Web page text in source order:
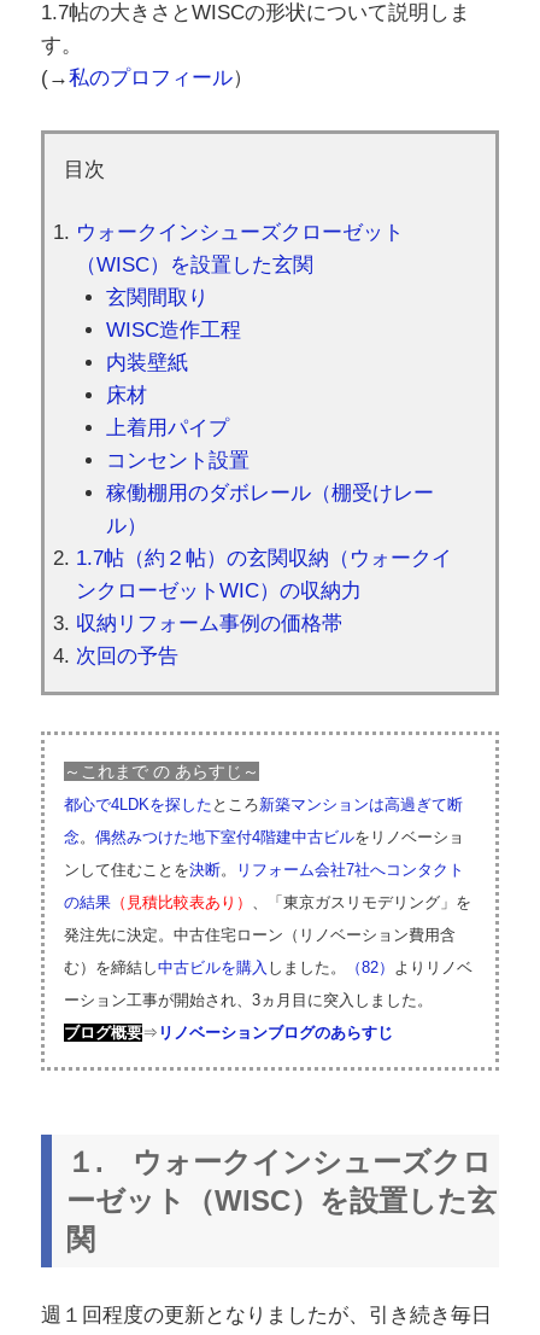
1.7帖の大きさとWISCの形状について説明しま
す。
(→私のプロフィール）
目次
ウォークインシューズクローゼット
（WISC）を設置した玄関
玄関間取り
WISC造作工程
内装壁紙
床材
上着用パイプ
コンセント設置
稼働棚用のダボレール（棚受けレー
ル）
1.7帖（約２帖）の玄関収納（ウォークイ
ンクローゼットWIC）の収納力
収納リフォーム事例の価格帯
次回の予告
～これまで の あらすじ～
都心で4LDKを探した ところ新築マンションは高過ぎて断
念。 偶然みつけた地下室付4階建中古ビルをリノベーショ
ンして住むことを決断。
リフォーム会社7社へコンタクト
の結果（見積比較表あり） 、「東京ガスリモデリング」を
発注先に決定。中古住宅ローン（リノベーション費用含
む）を締結し中古ビルを購入 しました。 （82） よりリノベ
ーション工事が開始され、3ヵ月目に突入しました。
ブログ概要⇒ リノベーションブログのあらすじ
１. ウォークインシューズクロ
ーゼット（WISC）を設置した玄
関
週１回程度の更新となりましたが、引き続き毎日